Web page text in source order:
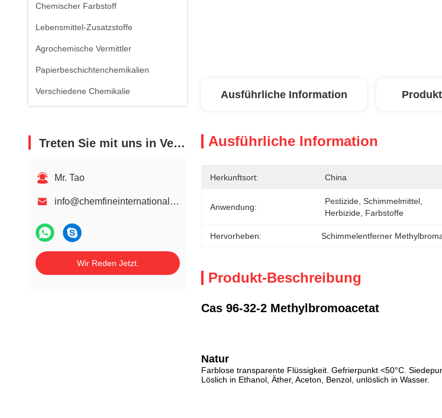
Chemischer Farbstoff
Lebensmittel-Zusatzstoffe
Agrochemische Vermittler
Papierbeschichtenchemikalien
Verschiedene Chemikalie
Treten Sie mit uns in Verbindung
Mr. Tao
info@chemfineinternational.com
Wir Reden Jetzt.
Ausführliche Information
Ausführliche Information
Herkunftsort: China
Anwendung:
Pestizide, Schimmelmittel,
Herbizide, Farbstoffe
Hervorheben: Schimmelentferner
Produkt-Beschreibung
Cas 96-32-2 Methylbromoacetat
Natur
Farblose transparente Flüssigkeit. Gefrierpunkt <50°C.
Löslich in Ethanol, Äther, Aceton, Benzol, unlöslich in Wasser.